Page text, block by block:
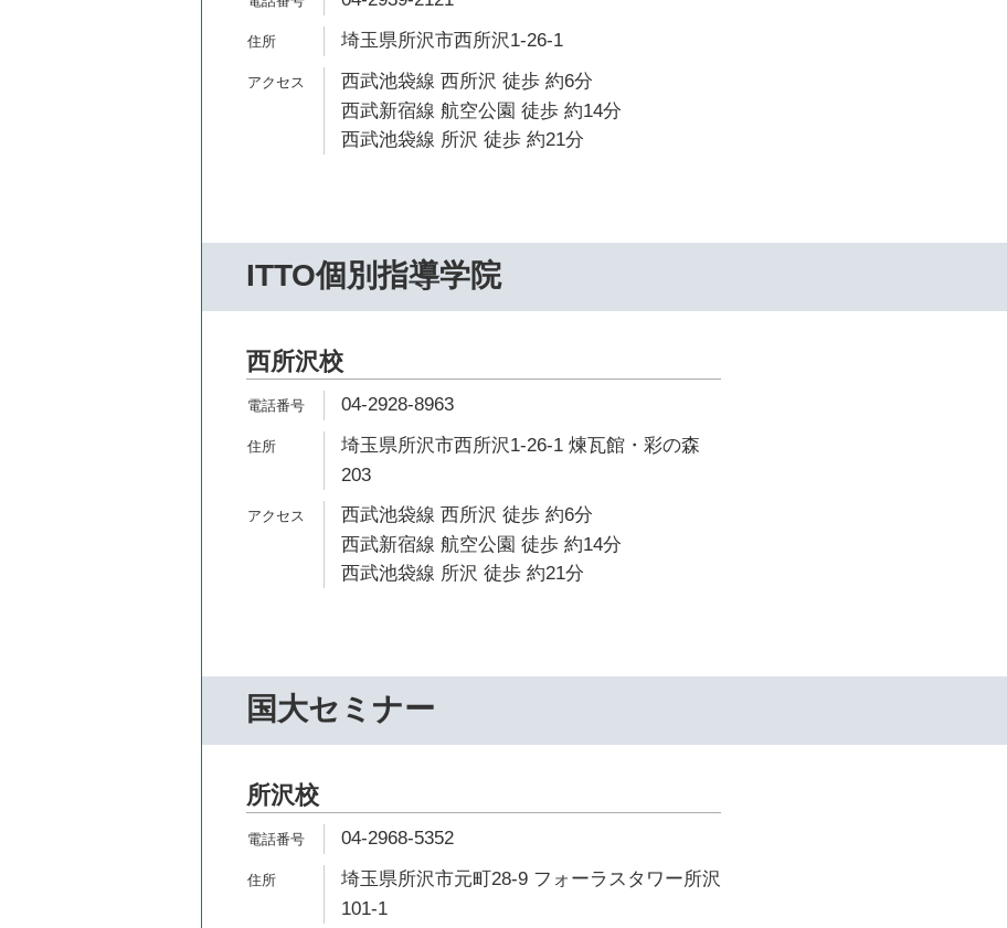
埼玉県所沢市西所沢1-26-1
西武池袋線 西所沢 徒歩 約6分
西武新宿線 航空公園 徒歩 約14分
西武池袋線 所沢 徒歩 約21分
ITTO個別指導学院
西所沢校
04-2928-8963
埼玉県所沢市西所沢1-26-1 煉瓦館・彩の森
203
西武池袋線 西所沢 徒歩 約6分
西武新宿線 航空公園 徒歩 約14分
西武池袋線 所沢 徒歩 約21分
国大セミナー
所沢校
04-2968-5352
埼玉県所沢市元町28-9 フォーラスタワー所沢
101-1